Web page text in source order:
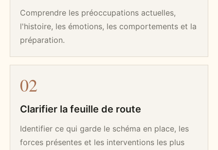
Comprendre les préoccupations actuelles,
l'histoire, les émotions, les comportements et la
préparation.
02
Clarifier la feuille de route
Identifier ce qui garde le schéma en place, les
forces présentes et les interventions les plus